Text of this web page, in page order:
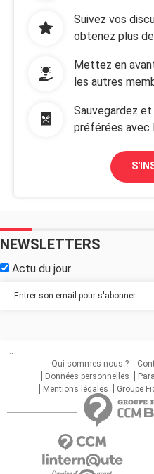
Suivez vos
obtenez plus
Mettez en
les autres
Sauvegardez
préférées avec
NEWSLETTERS
Actu du jour
...
Qui sommes-nous ?
Données personnelles
Mentions légales
Groupe